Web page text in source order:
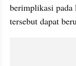
berimplikasi pada
tersebut dapat